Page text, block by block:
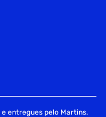
entregues pelo Martins.